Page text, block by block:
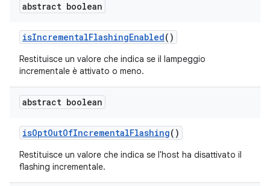
abstract boolean
isIncrementalFlashingEnabled()
Restituisce un valore che indica se il lampeggio
incrementale è attivato o meno.
abstract boolean
isOptOutOfIncrementalFlashing()
Restituisce un valore che indica se l'host ha disattivato il
flashing incrementale.